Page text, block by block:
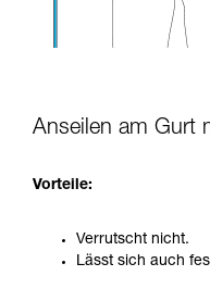
Anseilen am Gurt
Vorteile:
Verrutscht nicht.
Lässt sich auch